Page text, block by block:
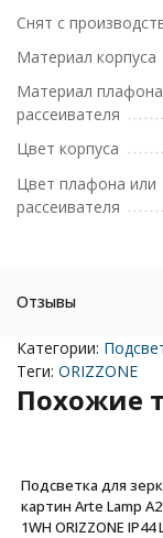
Снят с
Материал корпуса
Материал
рассеивателя
Цвет корпуса
Цвет плафона или
рассеивателя
Отзывы
Категории:
Теги: ORIZZONE
Похожие
Подсветка для
картин Arte Lamp
1WH ORIZZONE IP44